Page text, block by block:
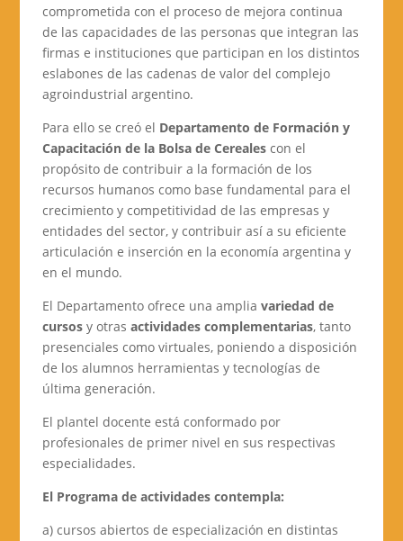
comprometida con el proceso de mejora continua
de las capacidades de las personas que integran las
firmas e instituciones que participan en los distintos
eslabones de las cadenas de valor del complejo
agroindustrial argentino.
Para ello se creó el Departamento de Formación y
Capacitación de la Bolsa de Cereales con el
propósito de contribuir a la formación de los
recursos humanos como base fundamental para el
crecimiento y competitividad de las empresas y
entidades del sector, y contribuir así a su eficiente
articulación e inserción en la economía argentina y
en el mundo.
El Departamento ofrece una ampliavariedad de
cursos y otrasactividades complementarias, tanto
presenciales como virtuales, poniendo a disposición
de los alumnos herramientas y tecnologías de
última generación.
El plantel docente está conformado por
profesionales de primer nivel en sus respectivas
especialidades.
El Programa de actividades contempla:
a) cursos abiertos de especialización en distintas